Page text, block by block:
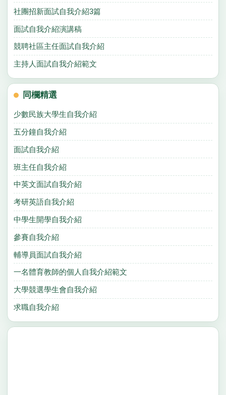
社團招新面試自我介紹3篇
面試自我介紹演講稿
競聘社區主任面試自我介紹
主持人面試自我介紹範文
同欄精選
少數民族大學生自我介紹
五分鐘自我介紹
面試自我介紹
班主任自我介紹
中英文面試自我介紹
考研英語自我介紹
中學生開學自我介紹
參賽自我介紹
輔導員面試自我介紹
一名體育教師的個人自我介紹範文
大學競選學生會自我介紹
求職自我介紹